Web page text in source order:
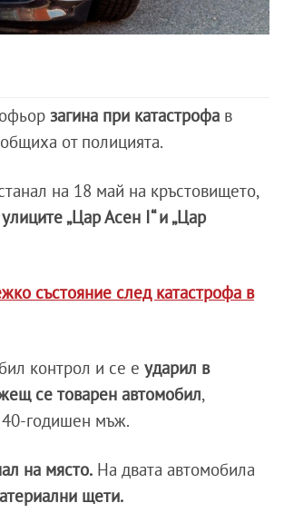
загина при катастрофа в
от полицията.
на 18 май на кръстовището,
„Цар Асен I“ и „Цар
състояние след катастрофа в
контрол и се е ударил в
се товарен автомобил,
40-годишен мъж.
на място. На двата автомобила
щети.